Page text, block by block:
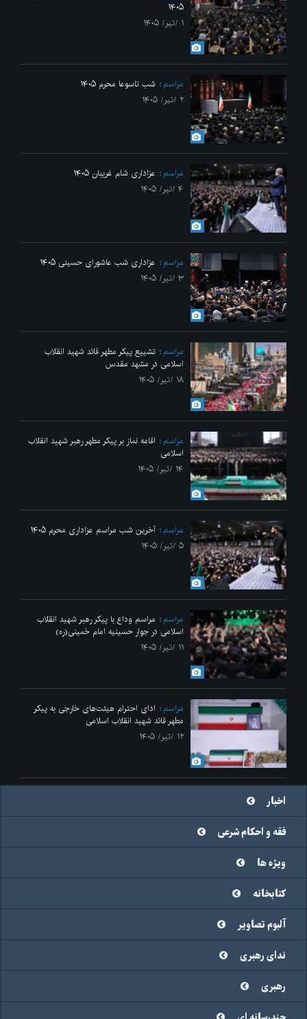
۱۴۰۵
۱ /تیر/ ۱۴۰۵
مراسم
شب تاسوعا محرم ۱۴۰۵
۲ /تیر/ ۱۴۰۵
مراسم
عزاداری شام غریبان ۱۴۰۵
۴ /تیر/ ۱۴۰۵
مراسم
عزاداری شب عاشورای حسینی ۱۴۰۵
۳ /تیر/ ۱۴۰۵
مراسم
تشییع پیکر مطهر قائد شهید انقلاب
اسلامی در مشهد مقدس
۱۸ /تیر/ ۱۴۰۵
مراسم
اقامه نماز بر پیکر مطهر رهبر شهید انقلاب
اسلامی
۱۴ /تیر/ ۱۴۰۵
مراسم
آخرین شب مراسم عزاداری محرم ۱۴۰۵
۵ /تیر/ ۱۴۰۵
مراسم
مراسم وداع با پیکر رهبر شهید انقلاب
اسلامی در جوار حسینیه امام خمینی(ره)
۱۱ /تیر/ ۱۴۰۵
مراسم
ادای احترام هیئت‌های خارجی به پیکر
مطهر قائد شهید انقلاب اسلامی
۱۲ /تیر/ ۱۴۰۵
اخبار
فقه و احکام شرعی
ویژه ها
کتابخانه
آلبوم تصاویر
ندای رهبری
رهبری